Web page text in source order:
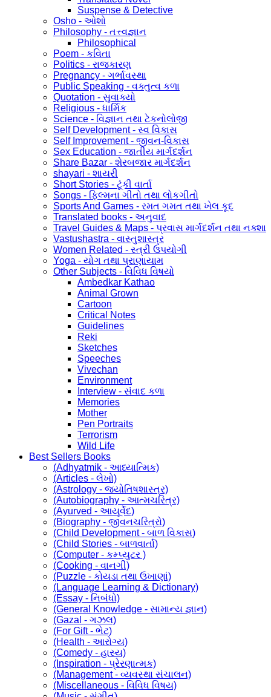
Suspense & Detective
Osho - ઓશો
Philosophy - તત્ત્વજ્ઞાન
Philosophical
Poem - કવિતા
Politics - રાજકારણ
Pregnancy - ગર્ભાવસ્થા
Public Speaking - વક્તુત્વ કળા
Quotation - સુવાક્યો
Religious - ધાર્મિક
Science - વિજ્ઞાન તથા ટેકનોલોજી
Self Development - સ્વ વિકાસ
Self Improvement - જીવન-વિકાસ
Sex Education - જાતીય માર્ગદર્શન
Share Bazar - શેરબજાર માર્ગદર્શન
shayari - શાયરી
Short Stories - ટૂંકી વાર્તા
Songs - ફિલ્મના ગીતો તથા લોકગીતો
Sports And Games - રમત ગમત તથા ખેલ કૂદ
Translated books - અનુવાદ
Travel Guides & Maps - પ્રવાસ માર્ગદર્શન તથા નક્શા
Vastushastra - વાસ્તુશાસ્ત્ર
Women Related - સ્ત્રી ઉપયોગી
Yoga - યોગ તથા પ્રાણાયામ
Other Subjects - વિવિધ વિષયો
Ambedkar Kathao
Animal Grown
Cartoon
Critical Notes
Guidelines
Reki
Sketches
Speeches
Vivechan
Environment
Interview - સંવાદ કળા
Memories
Mother
Pen Portraits
Terrorism
Wild Life
Best Sellers Books
(Adhyatmik - આધ્યાત્મિક)
(Articles - લેખો)
(Astrology - જ્યોતિષશાસ્ત્ર)
(Autobiography - આત્મચરિત્ર)
(Ayurved - આયૂર્વેદ)
(Biography - જીવનચરિત્રો)
(Child Development - બાળ વિકાસ)
(Child Stories - બાળવાર્તા)
(Computer - કમ્પ્યુટર )
(Cooking - વાનગી)
(Puzzle - કોયડા તથા ઉખાણાં)
(Language Learning & Dictionary)
(Essay - નિબંધો)
(General Knowledge - સામાન્ય જ્ઞાન)
(Gazal - ગઝલ)
(For Gift - ભેટ)
(Health - આરોગ્ય)
(Comedy - હાસ્ય)
(Inspiration - પ્રેરણાત્મક)
(Management - વ્યવસ્થા સંચાલન)
(Miscellaneous - વિવિધ વિષય)